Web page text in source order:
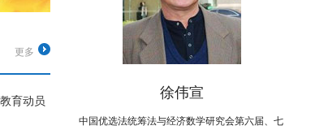
更多
育动员
徐伟宣
中国优选法统筹法与经济数学研究会第六届、七